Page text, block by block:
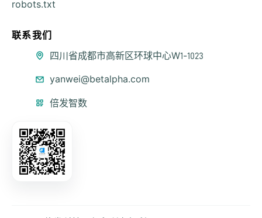
robots.txt
联系我们
公司地址
四川省成都市高新区环球中心W1-1023
联系邮箱
yanwei@betalpha.com
微信公众号
倍发智数